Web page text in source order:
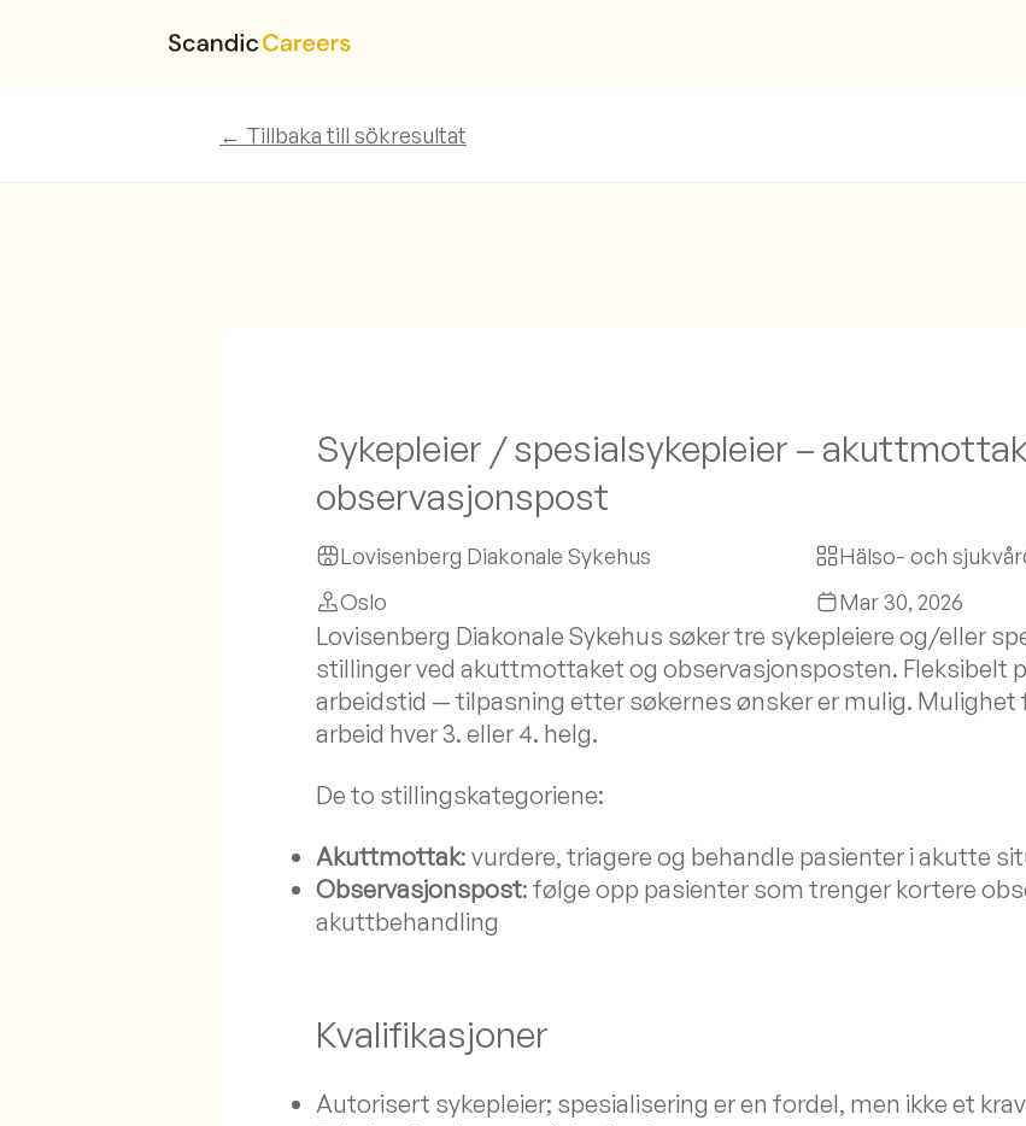
← Tillbaka till sökresultat
Sykepleier / spesialsykepleier –
observasjonspost
Lovisenberg Diakonale Sykehus
Hälso- och
Oslo
Mar 30, 2026
Lovisenberg Diakonale Sykehus søker tre sykepleiere og/eller
stillinger ved akuttmottaket og observasjonsposten. Fleksibelt
arbeidstid — tilpasning etter søkernes ønsker er mulig. Mulighet
arbeid hver 3. eller 4. helg.
De to stillingskategoriene:
Akuttmottak: vurdere, triagere og behandle pasienter i akutte
Observasjonspost: følge opp pasienter som trenger kortere
akuttbehandling
Kvalifikasjoner
Autorisert sykepleier; spesialisering er en fordel, men ikke et krav